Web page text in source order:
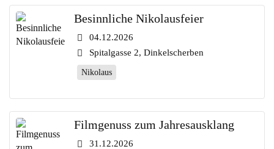
Besinnliche Nikolausfeier
04.12.2026
Spitalgasse 2, Dinkelscherben
Nikolaus
Filmgenuss zum Jahresausklang
31.12.2026